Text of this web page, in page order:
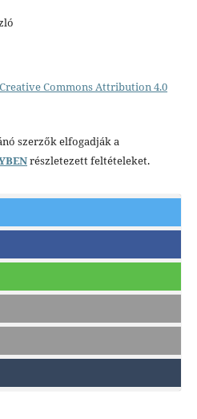
Creative Commons Attribution 4.0
szerzők elfogadják a
részletezett feltételeket.